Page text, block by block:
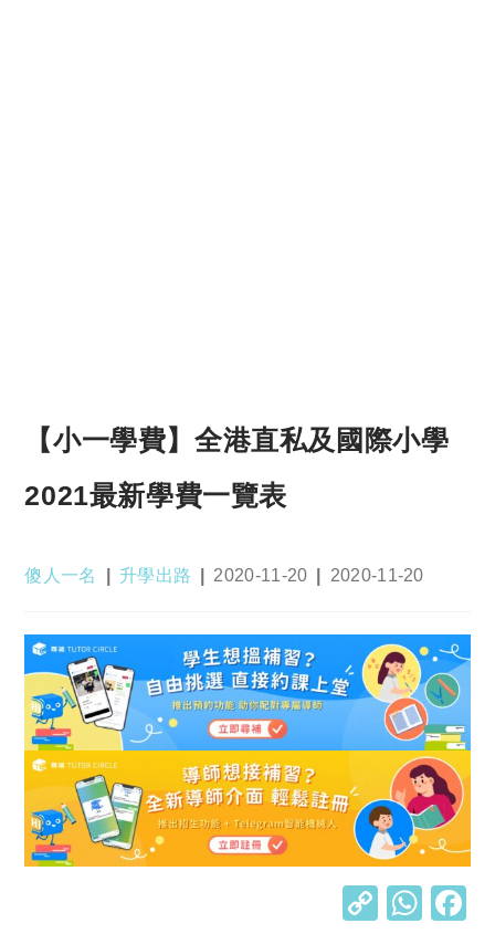
【小一學費】全港直私及國際小學
2021最新學費一覽表
Post
傻人一名
Post
升學出路
Post
2020-11-20
Post
2020-11-20
C W